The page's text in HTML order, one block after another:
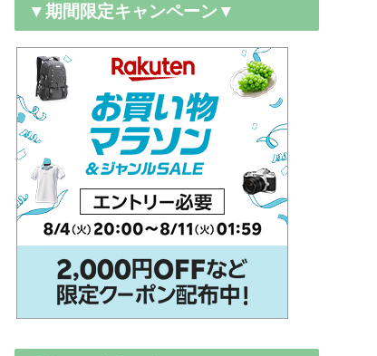
▼期間限定キャンペーン▼